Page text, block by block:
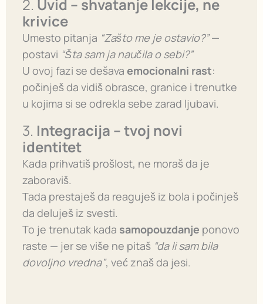
2. Uvid – shvatanje lekcije, ne
krivice
Umesto pitanja “Zašto me je ostavio?”—
postavi “Šta sam ja naučila o sebi?”
U ovoj fazi se dešava emocionalni rast:
počinješ da vidiš obrasce, granice i trenutke
u kojima si se odrekla sebe zarad ljubavi.
3. Integracija – tvoj novi
identitet
Kada prihvatiš prošlost, ne moraš da je
zaboraviš.
Tada prestaješ da reaguješ iz bola i počinješ
da deluješ iz svesti.
To je trenutak kada samopouzdanje ponovo
raste — jer se više ne pitaš “da li sam bila
dovoljno vredna”, već znaš da jesi.